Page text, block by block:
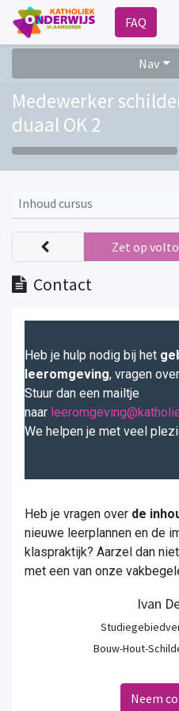
FAQ
Nav
Medewerker
duaal OK 2
Inhoud cursus
Contact
Zet op
Heb je hulp nodig bij het
leeromgeving, vragen
Stuur dan een mailtje
naar
We helpen je met veel
Heb je vragen over de
nieuwe leerplannen en de
klaspraktijk? Aarzel dan
met een van onze
Ivan
Bouw-Hout-
Neem